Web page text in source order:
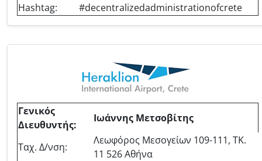
Hashtag:
#decentralizedadministrationofcrete
Γενικός
Διευθυντής:
Ιωάννης Μετσοβίτης
Ταχ. Δ/νση:
Λεωφόρος Μεσογείων 109-111, ΤΚ.
11 526 Αθήνα